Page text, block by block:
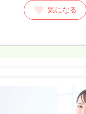
気になる